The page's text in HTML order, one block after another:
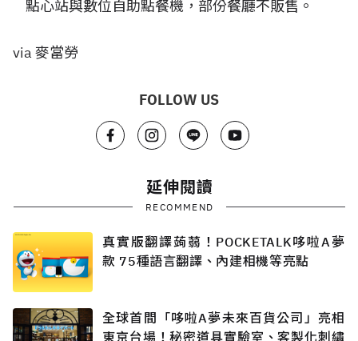
點心站與數位自助點餐機，部份餐廳不販售。
via 麥當勞
FOLLOW US
延伸閱讀
RECOMMEND
真實版翻譯蒟蒻！POCKETALK哆啦A夢
款 75種語言翻譯、內建相機等亮點
全球首間「哆啦A夢未來百貨公司」亮相
東京台場！秘密道具實驗室、客製化刺繡